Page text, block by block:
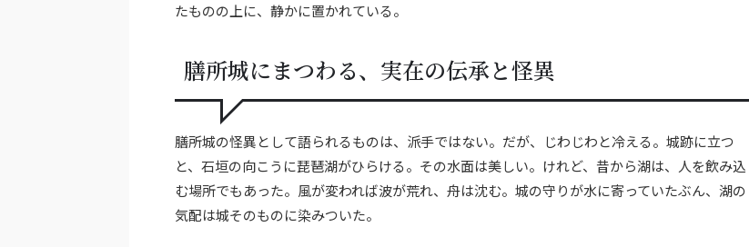
たものの上に、静かに置かれている。
膳所城にまつわる、実在の伝承と怪異
膳所城の怪異として語られるものは、派手ではない。だが、じわじわと冷える。城跡に立つ
と、石垣の向こうに琵琶湖がひらける。その水面は美しい。けれど、昔から湖は、人を飲み込
む場所でもあった。風が変われば波が荒れ、舟は沈む。城の守りが水に寄っていたぶん、湖の
気配は城そのものに染みついた。